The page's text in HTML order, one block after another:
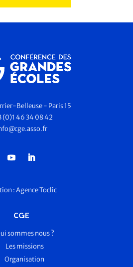
Belleuse - Paris 15
(0)1 46 34 08 42
:Agence Toclic
CGE
sommes nous ?
Les missions
Organisation